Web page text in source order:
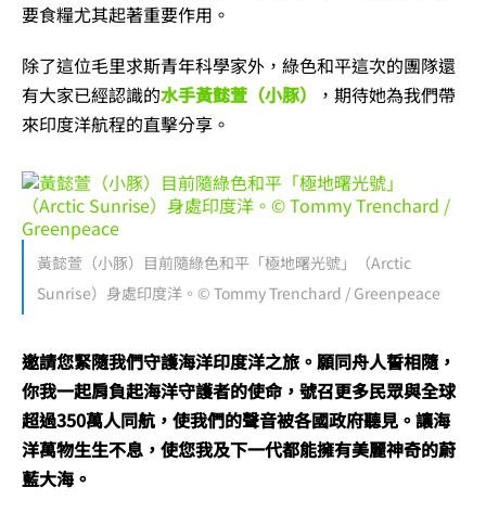
要食糧尤其起著重要作用。
除了這位毛里求斯青年科學家外，綠色和平這次的團隊還
有大家已經認識的水手黃懿萱（小豚）
，期待她為我們帶
來印度洋航程的直擊分享。
黃懿萱（小豚）目前隨綠色和平「極地曙光號」（Arctic
Sunrise）身處印度洋。© Tommy Trenchard / Greenpeace
邀請您緊隨我們守護海洋印度洋之旅。願同舟人誓相隨，
你我一起肩負起海洋守護者的使命，號召更多民眾與全球
超過350萬人同航，使我們的聲音被各國政府聽見。讓海
洋萬物生生不息，使您我及下一代都能擁有美麗神奇的蔚
藍大海。